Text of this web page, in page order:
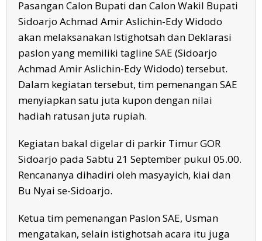
Hadiah
Pasangan Calon Bupati dan Calon Wakil Bupati
Sidoarjo Achmad Amir Aslichin-Edy Widodo
akan melaksanakan Istighotsah dan Deklarasi
paslon yang memiliki tagline SAE (Sidoarjo
Achmad Amir Aslichin-Edy Widodo) tersebut.
Dalam kegiatan tersebut, tim pemenangan SAE
menyiapkan satu juta kupon dengan nilai
hadiah ratusan juta rupiah.
Kegiatan bakal digelar di parkir Timur GOR
Sidoarjo pada Sabtu 21 September pukul 05.00.
Rencananya dihadiri oleh masyayich, kiai dan
Bu Nyai se-Sidoarjo.
Ketua tim pemenangan Paslon SAE, Usman
mengatakan, selain istighotsah acara itu juga